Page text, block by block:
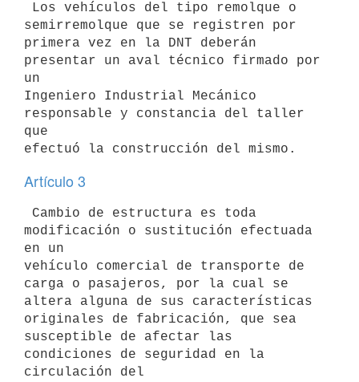
semirremolque que se registren por
primera vez en la DNT deberán
presentar un aval técnico firmado por
un
Ingeniero Industrial Mecánico
responsable y constancia del taller
que
Artículo 3
modificación o sustitución efectuada
en un
vehículo comercial de transporte de
carga o pasajeros, por la cual se
altera alguna de sus características
originales de fabricación, que sea
susceptible de afectar las
condiciones de seguridad en la
circulación del